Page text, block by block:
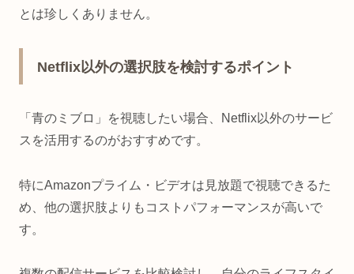
とは珍しくありません。
Netflix以外の選択肢を検討するポイント
「青のミブロ」を視聴したい場合、Netflix以外のサービ
スを活用するのがおすすめです。
特にAmazonプライム・ビデオは見放題で視聴できるた
め、他の選択肢よりもコストパフォーマンスが高いで
す。